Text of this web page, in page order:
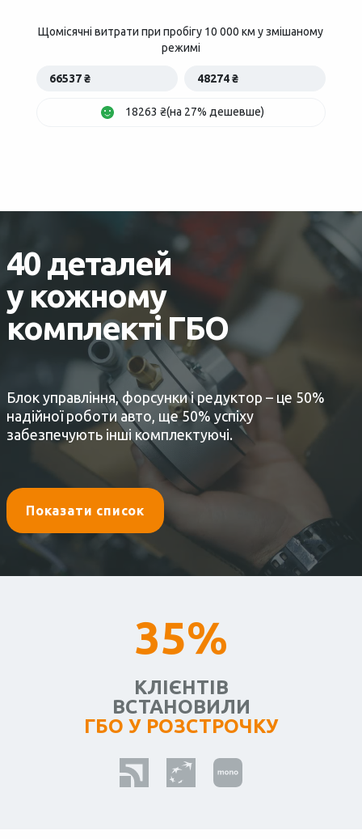
Щомісячні витрати при пробігу 10 000 км у змішаному
режимі
66537 ₴ 48274 ₴
18263 ₴(на 27% дешевше)
40 деталей
у кожному
комплекті ГБО
Блок управління, форсунки і редуктор – це 50%
надійної роботи авто, ще 50% успіху
забезпечують інші комплектуючі.
Показати список
35%
КЛІЄНТІВ
ВСТАНОВИЛИ
ГБО У РОЗСТРОЧКУ